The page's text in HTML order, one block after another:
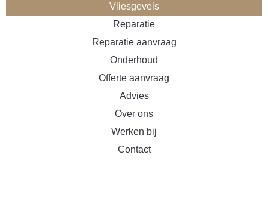
Vliesgevels
Reparatie
Reparatie aanvraag
Onderhoud
Offerte aanvraag
Advies
Over ons
Werken bij
Contact